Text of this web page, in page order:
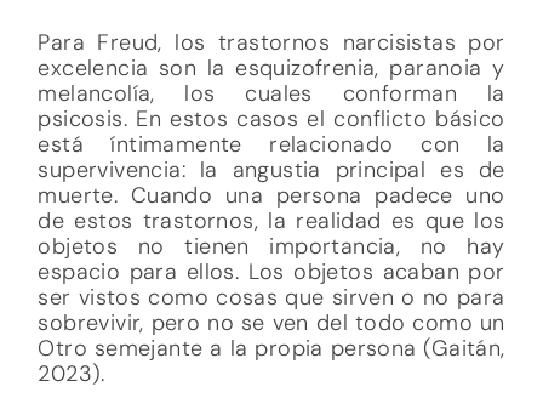
Para Freud, los trastornos narcisistas por
excelencia son la esquizofrenia, paranoia y
melancolía, los cuales conforman la
psicosis. En estos casos el conflicto básico
está íntimamente relacionado con la
supervivencia: la angustia principal es de
muerte. Cuando una persona padece uno
de estos trastornos, la realidad es que los
objetos no tienen importancia, no hay
espacio para ellos. Los objetos acaban por
ser vistos como cosas que sirven o no para
sobrevivir, pero no se ven del todo como un
Otro semejante a la propia persona (Gaitán,
2023).